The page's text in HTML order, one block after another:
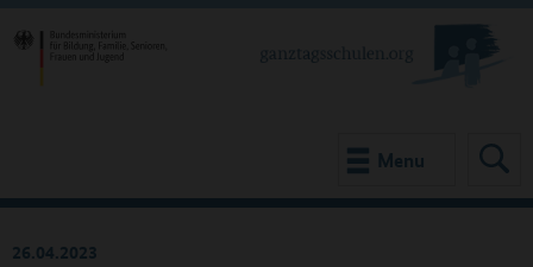
Menu
26.04.2023